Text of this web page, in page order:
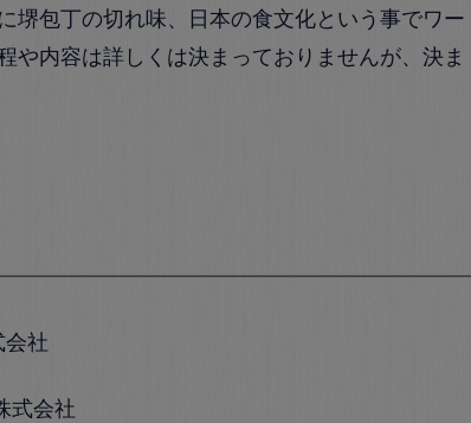
堺包丁の切れ味、日本の食文化という事でワー
や内容は詳しくは決まっておりませんが、決ま
社
式会社